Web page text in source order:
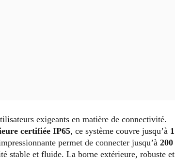
exigeants en matière de connectivité.
certifiée IP65, ce système couvre jusqu’à 1
permet de connecter jusqu’à 200
stable et fluide. La borne extérieure, robuste et